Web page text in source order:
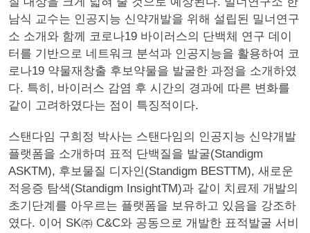
남식 교수는 인공지능 신약개발을 위해 설립된 밀너연구
소 소개와 함께 코로나19 바이러스의 단백체 연구 데이
터를 기반으로 네트워크 분석과 인공지능을 활용하여 코
로나19 약물재창출 후보약물을 발굴한 과정을 소개하였
다. 특히, 바이러스 감염 후 시간의 경과에 따른 변화를
같이 고려하였다는 점이 특징적이다.
스탠다임 구희정 박사는 스탠다임의 인공지능 신약개발
플랫폼을 소개하며 표적 단백질을 발굴(Standigm
ASKTM), 후보물질 디자인(Standigm BESTTM), 새로운
적응증 탐색(Standigm InsightTM)과 같이 치료제 개발의
초기단계를 아우르는 플랫폼을 보유하고 있음을 강조하
였다. 이어 SK㈜ C&C와 공동으로 개발한 표적발굴 서비